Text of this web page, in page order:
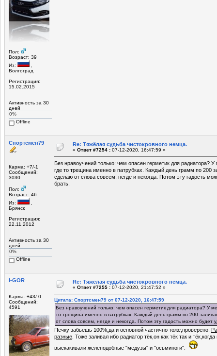
Пол:
Возраст: 39
Из:
Волгоград
Регистрация:
15.02.2015
Активность за 30
дней
0%
Offline
Спортсмен79
Карма: +7/-1
Сообщений:
3030
Пол:
Возраст: 46
Из:
Брянск
Регистрация:
22.11.2012
Активность за 30
дней
0%
Offline
Re: Тяжёлая судьба чистокровного немца.
« Ответ #7254 : 07-12-2020, 16:47:59 »
Без нравоучений только: чем опасен герметик для радиатора?
где то трещина именно в патрубках. Каждый день грамм по 200
сделаю от слова совсем, негде и некогда. Потом эту гадость
брать.
I-GOR
Карма: +43/-0
Сообщений:
4591
Re: Тяжёлая судьба чистокровного немца.
« Ответ #7255 : 07-12-2020, 21:47:52 »
Цитата: Спортсмен79 от 07-12-2020, 16:47:59
Без нравоучений только: чем опасен герметик для радиатора? У
то трещина именно в патрубках. Каждый день грамм по 200
от слова совсем, негде и некогда. Потом эту гадость можно будет
Печку забьешь 100%,да и основной частично тоже,проверено.
разные . Тоже заливал ибо радиатор тёк,он как тёк так и
выскакивали желеподобные "медузы" и "осьминоги".